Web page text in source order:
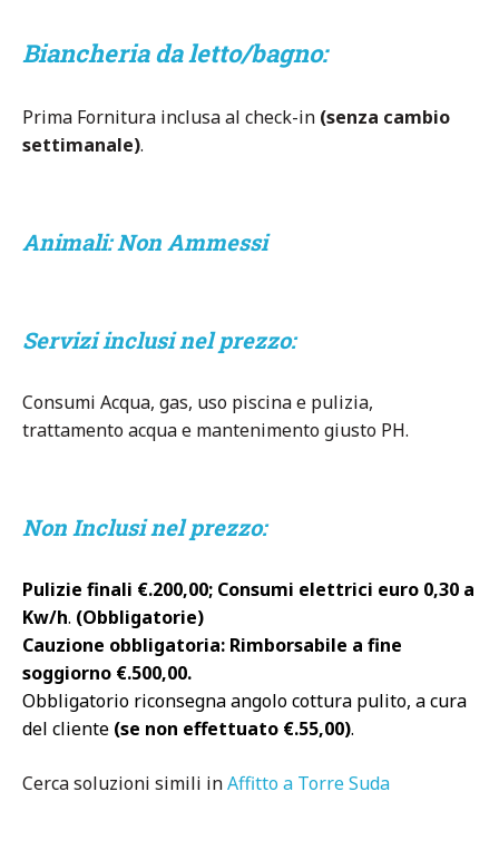
Biancheria da letto/bagno:
Prima Fornitura inclusa al check-in (senza cambio
settimanale).
Animali:Non Ammessi
Servizi inclusi nel prezzo:
Consumi Acqua, gas, uso piscina e pulizia,
trattamento acqua e mantenimento giusto PH.
Non Inclusi nel prezzo:
Pulizie finali €.200,00; Consumi elettrici euro 0,30 a
Kw/h. (Obbligatorie)
Cauzione obbligatoria: Rimborsabile a fine
soggiorno €.500,00.
Obbligatorio riconsegna angolo cottura pulito, a cura
del cliente (se non effettuato €.55,00).
Cerca soluzioni simili inAffitto a Torre Suda